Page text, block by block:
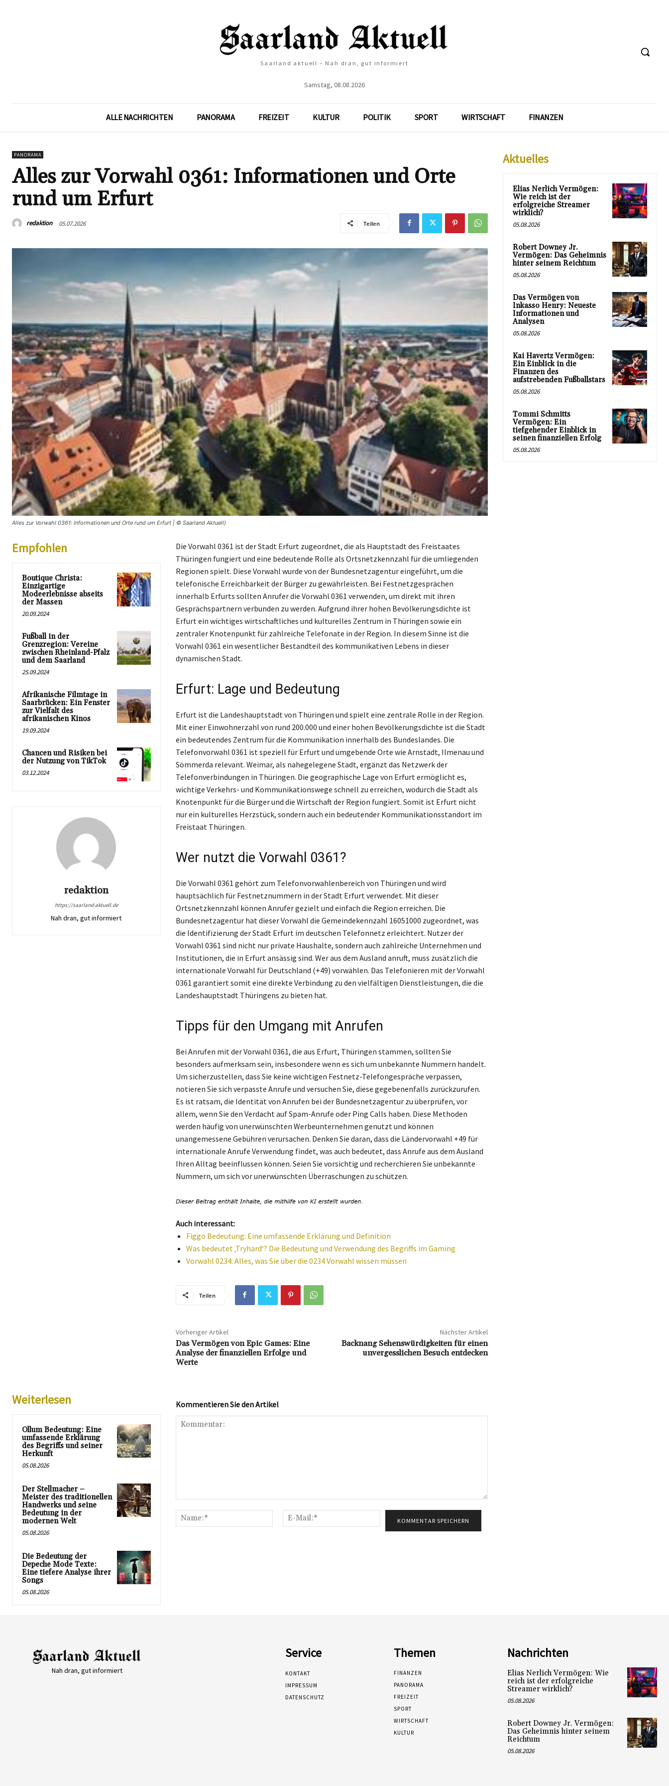
Saarland aktuell – Nah dran, gut informiert
Samstag, 08.08.2026
ALLE NACHRICHTEN PANORAMA FREIZEIT KULTUR POLITIK SPORT WIRTSCHAFT FINANZEN
PANORAMA
Alles zur Vorwahl 0361: Informationen und Orte
rund um Erfurt
redaktion 05.07.2026 Teilen
Alles zur Vorwahl 0361: Informationen und Orte rund um Erfurt | © Saarland Aktuell)
Empfohlen
Boutique Christa:
Einzigartige
Modeerlebnisse abseits
der Massen
20.09.2024
Fußball in der
Grenzregion: Vereine
zwischen Rheinland-Pfalz
und dem Saarland
25.09.2024
Afrikanische Filmtage in
Saarbrücken: Ein Fenster
zur Vielfalt des
afrikanischen Kinos
19.09.2024
Chancen und Risiken bei
der Nutzung von TikTok
03.12.2024
redaktion
https://saarland-aktuell.de
Nah dran, gut informiert
Die Vorwahl 0361 ist der Stadt Erfurt zugeordnet, die als Hauptstadt des Freistaates
Thüringen fungiert und eine bedeutende Rolle als Ortsnetzkennzahl für die umliegenden
Regionen spielt. Diese Vorwahl wurde von der Bundesnetzagentur eingeführt, um die
telefonische Erreichbarkeit der Bürger zu gewährleisten. Bei Festnetzgesprächen
innerhalb Erfurts sollten Anrufer die Vorwahl 0361 verwenden, um direkt mit ihren
Gesprächspartnern verbunden zu werden. Aufgrund ihrer hohen Bevölkerungsdichte ist
Erfurt ein wichtiges wirtschaftliches und kulturelles Zentrum in Thüringen sowie ein
zentraler Knotenpunkt für zahlreiche Telefonate in der Region. In diesem Sinne ist die
Vorwahl 0361 ein wesentlicher Bestandteil des kommunikativen Lebens in dieser
dynamischen Stadt.
Erfurt: Lage und Bedeutung
Erfurt ist die Landeshauptstadt von Thüringen und spielt eine zentrale Rolle in der Region.
Mit einer Einwohnerzahl von rund 200.000 und einer hohen Bevölkerungsdichte ist die Stadt
ein bedeutendes Zentrum für die Kommunikation innerhalb des Bundeslandes. Die
Telefonvorwahl 0361 ist speziell für Erfurt und umgebende Orte wie Arnstadt, Ilmenau und
Sömmerda relevant. Weimar, als nahegelegene Stadt, ergänzt das Netzwerk der
Telefonverbindungen in Thüringen. Die geographische Lage von Erfurt ermöglicht es,
wichtige Verkehrs- und Kommunikationswege schnell zu erreichen, wodurch die Stadt als
Knotenpunkt für die Bürger und die Wirtschaft der Region fungiert. Somit ist Erfurt nicht
nur ein kulturelles Herzstück, sondern auch ein bedeutender Kommunikationsstandort im
Freistaat Thüringen.
Wer nutzt die Vorwahl 0361?
Die Vorwahl 0361 gehört zum Telefonvorwahlenbereich von Thüringen und wird
hauptsächlich für Festnetznummern in der Stadt Erfurt verwendet. Mit dieser
Ortsnetzkennzahl können Anrufer gezielt und einfach die Region erreichen. Die
Bundesnetzagentur hat dieser Vorwahl die Gemeindekennzahl 16051000 zugeordnet, was
die Identifizierung der Stadt Erfurt im deutschen Telefonnetz erleichtert. Nutzer der
Vorwahl 0361 sind nicht nur private Haushalte, sondern auch zahlreiche Unternehmen und
Institutionen, die in Erfurt ansässig sind. Wer aus dem Ausland anruft, muss zusätzlich die
internationale Vorwahl für Deutschland (+49) vorwählen. Das Telefonieren mit der Vorwahl
0361 garantiert somit eine direkte Verbindung zu den vielfältigen Dienstleistungen, die die
Landeshauptstadt Thüringens zu bieten hat.
Tipps für den Umgang mit Anrufen
Bei Anrufen mit der Vorwahl 0361, die aus Erfurt, Thüringen stammen, sollten Sie
besonders aufmerksam sein, insbesondere wenn es sich um unbekannte Nummern handelt.
Um sicherzustellen, dass Sie keine wichtigen Festnetz-Telefongespräche verpassen,
notieren Sie sich verpasste Anrufe und versuchen Sie, diese gegebenenfalls zurückzurufen.
Es ist ratsam, die Identität von Anrufen bei der Bundesnetzagentur zu überprüfen, vor
allem, wenn Sie den Verdacht auf Spam-Anrufe oder Ping Calls haben. Diese Methoden
werden häufig von unerwünschten Werbeunternehmen genutzt und können
unangemessene Gebühren verursachen. Denken Sie daran, dass die Ländervorwahl +49 für
internationale Anrufe Verwendung findet, was auch bedeutet, dass Anrufe aus dem Ausland
Ihren Alltag beeinflussen können. Seien Sie vorsichtig und recherchieren Sie unbekannte
Nummern, um sich vor unerwünschten Überraschungen zu schützen.
Auch interessant:
Figgo Bedeutung: Eine umfassende Erklärung und Definition
Was bedeutet ‚Tryhard‘? Die Bedeutung und Verwendung des Begriffs im Gaming
Vorwahl 0234: Alles, was Sie über die 0234 Vorwahl wissen müssen
Teilen
Vorheriger Artikel
Das Vermögen von Epic Games: Eine
Analyse der finanziellen Erfolge und
Werte
Nächster Artikel
Backnang Sehenswürdigkeiten für einen
unvergesslichen Besuch entdecken
Weiterlesen
Ollum Bedeutung: Eine
umfassende Erklärung
des Begriffs und seiner
Herkunft
05.08.2026
Der Stellmacher –
Meister des traditionellen
Handwerks und seine
Bedeutung in der
modernen Welt
05.08.2026
Die Bedeutung der
Depeche Mode Texte:
Eine tiefere Analyse ihrer
Songs
05.08.2026
Kommentieren Sie den Artikel
Name:*
Mail:*
Aktuelles
Elias Nerlich Vermögen:
Wie reich ist der
erfolgreiche Streamer
wirklich?
05.08.2026
Robert Downey Jr.
Vermögen: Das Geheimnis
hinter seinem Reichtum
05.08.2026
Das Vermögen von
Inkasso Henry: Neueste
Informationen und
Analysen
05.08.2026
Kai Havertz Vermögen:
Ein Einblick in die
Finanzen des
aufstrebenden Fußballstars
05.08.2026
Tommi Schmitts
Vermögen: Ein
tiefgehender Einblick in
seinen finanziellen Erfolg
05.08.2026
Nah dran, gut informiert
Service
KONTAKT
IMPRESSUM
DATENSCHUTZ
Themen
FINANZEN
PANORAMA
FREIZEIT
SPORT
WIRTSCHAFT
KULTUR
Nachrichten
Elias Nerlich Vermögen: Wie
reich ist der erfolgreiche
Streamer wirklich?
05.08.2026
Robert Downey Jr. Vermögen:
Das Geheimnis hinter seinem
Reichtum
05.08.2026